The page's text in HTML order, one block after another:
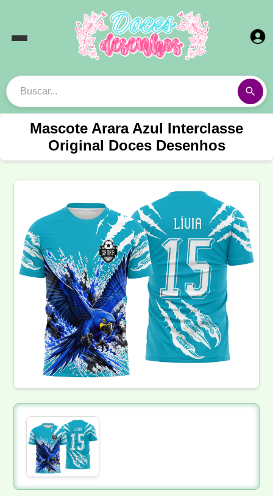
Mascote Arara Azul Interclasse
Original Doces Desenhos